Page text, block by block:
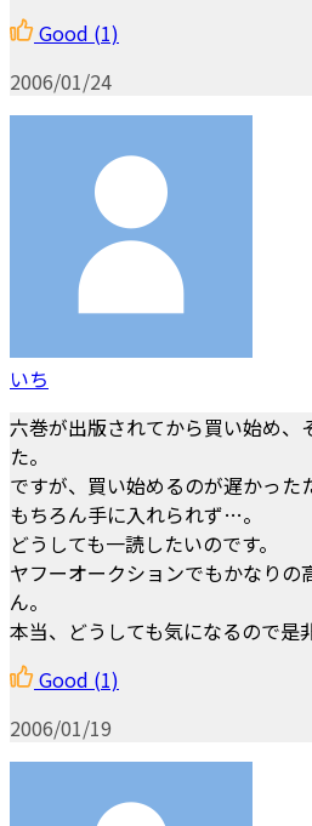
Good (1)
2006/01/24
いち
六巻が出版されてから買い始め、
た。
ですが、買い始めるのが遅かった
もちろん手に入れられず…。
どうしても一読したいのです。
ヤフーオークションでもかなりの
ん。
本当、どうしても気になるので是
Good (1)
2006/01/19